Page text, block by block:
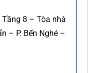
8 – Tòa nhà
– P. Bến Nghé –